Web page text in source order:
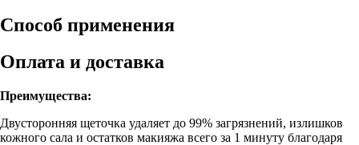
Способ применения
Оплата и доставка
Преимущества:
Двусторонняя щеточка удаляет до 99% загрязнений, излишков
кожного сала и остатков макияжа всего за 1 минуту благодаря